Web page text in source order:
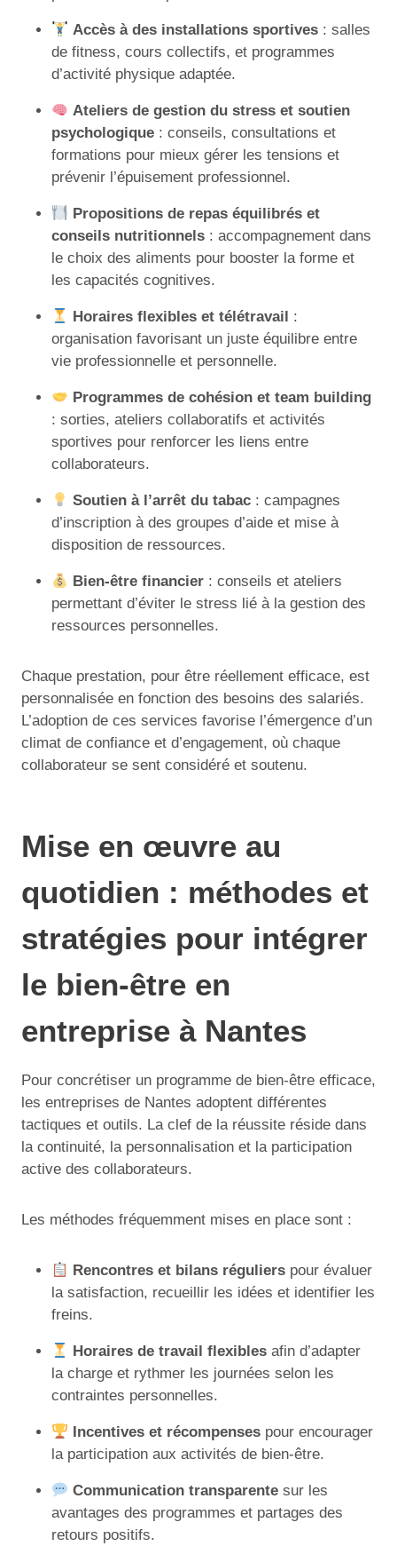
Accès à des installations sportives : salles
de fitness, cours collectifs, et programmes
d’activité physique adaptée.
Ateliers de gestion du stress et soutien
psychologique : conseils, consultations et
formations pour mieux gérer les tensions et
prévenir l’épuisement professionnel.
Propositions de repas équilibrés et
conseils nutritionnels : accompagnement dans
le choix des aliments pour booster la forme et
les capacités cognitives.
Horaires flexibles et télétravail
:
organisation favorisant un juste équilibre entre
vie professionnelle et personnelle.
Programmes de cohésion et team building
: sorties, ateliers collaboratifs et activités
sportives pour renforcer les liens entre
collaborateurs.
Soutien à l’arrêt du tabac : campagnes
d’inscription à des groupes d’aide et mise à
disposition de ressources.
Bien-être financier : conseils et ateliers
permettant d’éviter le stress lié à la gestion des
ressources personnelles.
Chaque prestation, pour être réellement efficace, est
personnalisée en fonction des besoins des salariés.
L’adoption de ces services favorise l’émergence d’un
climat de confiance et d’engagement, où chaque
collaborateur se sent considéré et soutenu.
Mise en œuvre au
quotidien : méthodes et
stratégies pour intégrer
le bien-être en
entreprise à Nantes
Pour concrétiser un programme de bien-être efficace,
les entreprises de Nantes adoptent différentes
tactiques et outils. La clef de la réussite réside dans
la continuité, la personnalisation et la participation
active des collaborateurs.
Les méthodes fréquemment mises en place sont :
Rencontres et bilans réguliers pour évaluer
la satisfaction, recueillir les idées et identifier les
freins.
Horaires de travail flexibles afin d’adapter
la charge et rythmer les journées selon les
contraintes personnelles.
Incentives et récompenses pour encourager
la participation aux activités de bien-être.
Communication transparente sur les
avantages des programmes et partages des
retours positifs.